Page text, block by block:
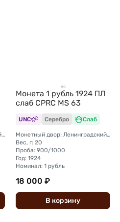
Монетный двор: Ленинградский (ЛМД)
Монета 1 рубль 1924 ПЛ
слаб CPRC MS 63
UNC Серебро Слаб
Монетный двор: Ленинградский (ЛМД)
Вес, г: 20
Проба: 900/1000
Год: 1924
Номинал: 1 рубль
18 000 ₽
В корзину